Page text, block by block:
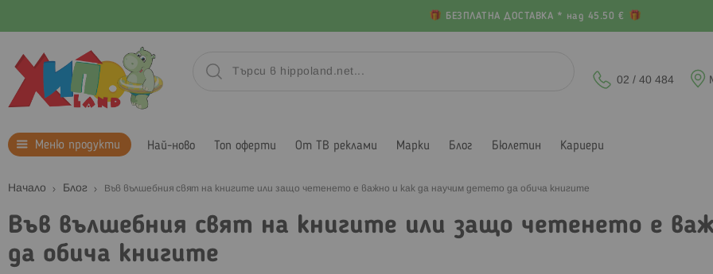
БЕЗПЛАТНА ДОСТАВКА * над 45.50 €
02 / 40 484
Меню продукти Най-ново Топ оферти От ТВ реклами Марки Блог Бюлетин Кариери
Начало Блог Във вълшебния свят на книгите или защо четенето е важно и как да научим детето да обича книгите
Във вълшебния свят на книгите или защо четенето е
да обича книгите